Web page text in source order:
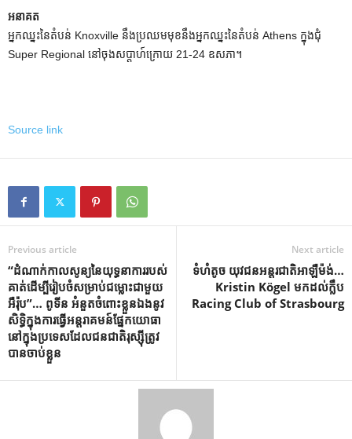
អនាគត
អ្នកឈ្នះនៃតំបន់ Knoxville នឹងប្រឈមមុខនឹងអ្នកឈ្នះនៃតំបន់ Athens ក្នុងជុំ
Super Regional នៅចុងសប្តាហ៍ក្រោយ 21-24 ឧសភា។
Source link
Previous article
“ដំណាក់កាលសូន្យនៃយុទ្ធនាការរបស់
គាត់ដើម្បីរៀបចំសម្រាប់ជម្លោះជាមួយ
អឺរ៉ុប”… ពូទីន អំនួតចំពោះខ្លួនឯងនូវ
សិទ្ធិក្នុងការធ្វើអន្តរាគមន៍ផ្នែកយោធា
នៅក្នុងប្រទេសដែលជនជាតិរុស្ស៊ីត្រូវ
បានចាប់ខ្លួន
Next article
ទំហំតូច យុវជនអន្តរជាតិអាឡឺម៉ង់…
Kristin Kögel មកដល់ក្លឹប
Racing Club of Strasbourg